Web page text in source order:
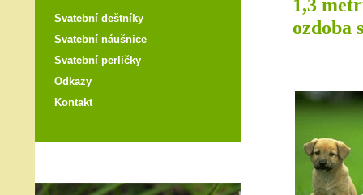
Svatební deštníky
Svatební náušnice
Svatební perličky
Odkazy
Kontakt
1,3
ozdoba